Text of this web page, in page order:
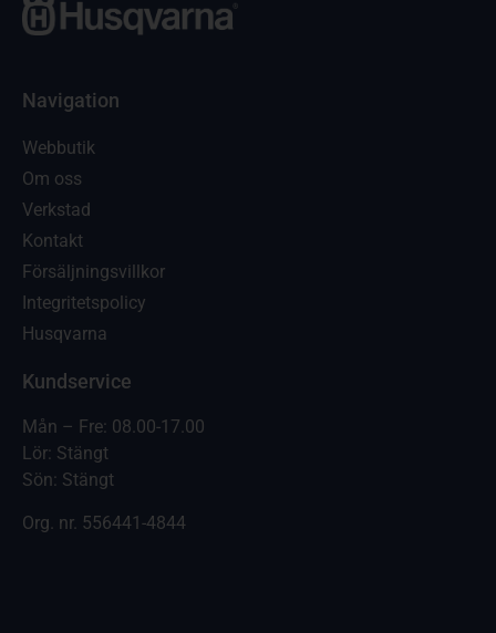
Navigation
Webbutik
Om oss
Verkstad
Kontakt
Försäljningsvillkor
Integritetspolicy
Husqvarna
Kundservice
Mån – Fre: 08.00-17.00
Lör: Stängt
Sön: Stängt
Org. nr. 556441-4844